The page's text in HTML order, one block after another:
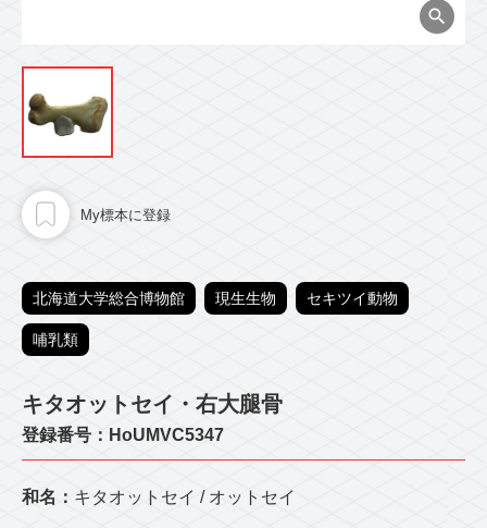
My標本に登録
北海道大学総合博物館 現生生物 セキツイ動物
哺乳類
キタオットセイ・右大腿骨
登録番号：HoUMVC5347
和名： キタオットセイ / オットセイ